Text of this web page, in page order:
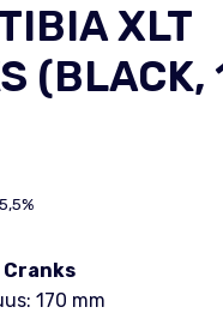
XLT
(BLACK,
Cranks
170 mm